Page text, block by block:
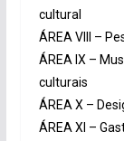
cultural
ÁREA VIII –
ÁREA IX –
culturais
ÁREA X –
ÁREA XI –